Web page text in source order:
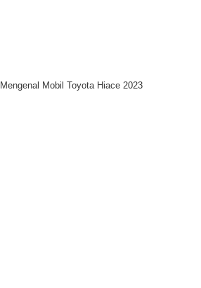
Mengenal Mobil Toyota Hiace 2023